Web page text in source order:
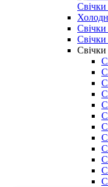
Свічки
Свічки
Свічки